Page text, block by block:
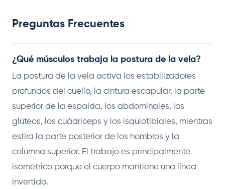
Preguntas Frecuentes
¿Qué músculos trabaja la postura de la vela?
La postura de la vela activa los estabilizadores
profundos del cuello, la cintura escapular, la parte
superior de la espalda, los abdominales, los
glúteos, los cuádriceps y los isquiotibiales, mientras
estira la parte posterior de los hombros y la
columna superior. El trabajo es principalmente
isométrico porque el cuerpo mantiene una línea
invertida.